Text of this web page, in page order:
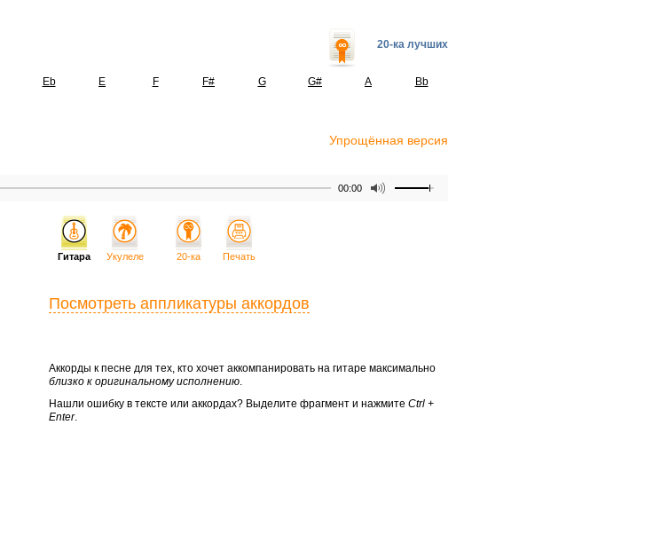
20-ка лучших
Eb E F F# G G# A
Bb
Упрощённая версия
00:00
Гитара Укулеле 20-ка Печать
Посмотреть аппликатуры аккордов
Аккорды к песне для тех, кто хочет аккомпанировать на гитаре максимально
близко к оригинальному исполнению.
Нашли ошибку в тексте или аккордах? Выделите фрагмент и нажмите Ctrl +
Enter.